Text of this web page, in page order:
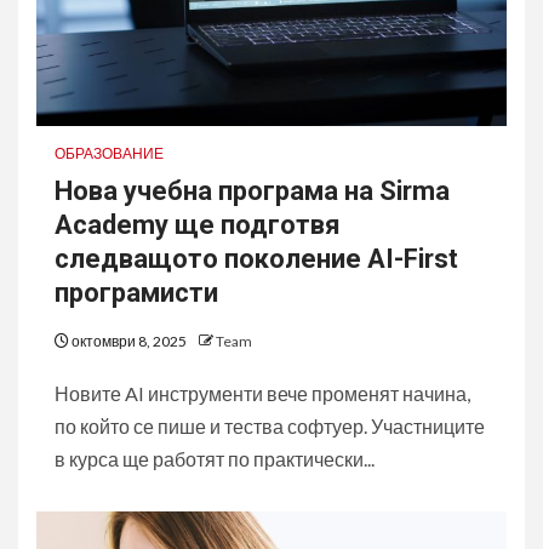
ОБРАЗОВАНИЕ
Нова учебна програма на Sirma
Academy ще подготвя
следващото поколение AI-First
програмисти
октомври 8, 2025 Team
Новите AI инструменти вече променят начина,
по който се пише и тества софтуер. Участниците
в курса ще работят по практически...